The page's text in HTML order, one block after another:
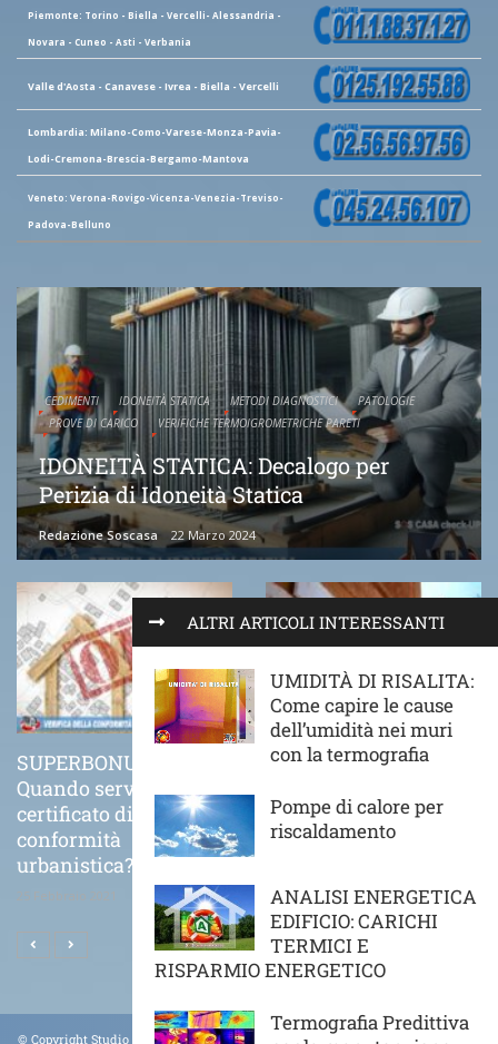
ALTRI ARTICOLI INTERESSANTI
UMIDITÀ DI RISALITA:
Come capire le cause
dell’umidità nei muri
con la termografia
Pompe di calore per
riscaldamento
ANALISI ENERGETICA
EDIFICIO: CARICHI
TERMICI E
RISPARMIO ENERGETICO
Termografia Predittiva
Piemonte: Torino - Biella - Vercelli- Alessandria -
Novara - Cuneo - Asti - Verbania
Valle d'Aosta - Canavese - Ivrea - Biella - Vercelli
Lombardia: Milano-Como-Varese-Monza-Pavia-
Lodi-Cremona-Brescia-Bergamo-Mantova
Veneto: Verona-Rovigo-Vicenza-Venezia-Treviso-
Padova-Belluno
CEDIMENTI IDONEITÀ STATICA METODI DIAGNOSTICI
PATOLOGIE
PROVE DI CARICO
VERIFICHE TERMOIGROMETRICHE PARETI
IDONEITÀ STATICA: Decalogo per
Perizia di Idoneità Statica
Redazione Soscasa 22 Marzo 2024
SUPERBONUS 110%
Quando serve il
certificato di
conformità
urbanistica?
25 Febbraio 2021
COME VA POSATO
CAPPOTTO TERMICO
21 Novembre 2020
© Copyright Studio Tecnico Archetipo Ingegneria Forense. All Rights Reserved.